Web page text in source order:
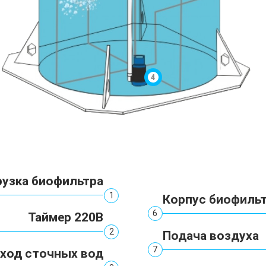
биофильтра
1
Таймер 220В
2
сточных вод
Корпус
6
Подача воздуха
7